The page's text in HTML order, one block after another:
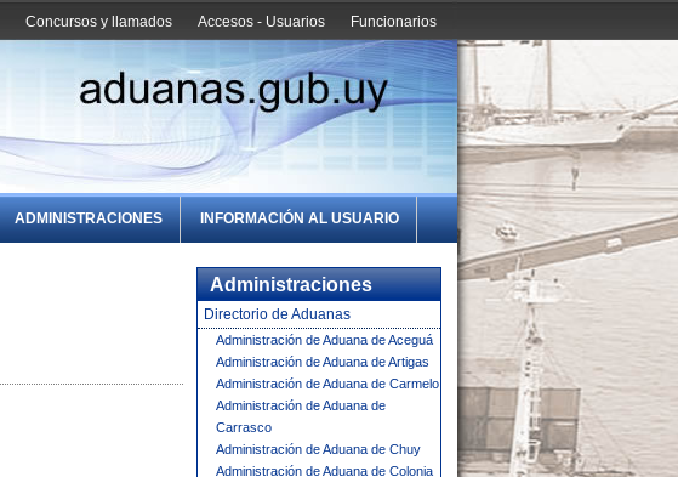
Funcionarios
Accesos - Usuarios
Concursos y llamados
ADMINISTRACIONES INFORMACIÓN AL USUARIO
Administraciones
Directorio de Aduanas
Administración de Aduana de Aceguá
Administración de Aduana de Artigas
Administración de Aduana de Carmelo
Administración de Aduana de
Carrasco
Administración de Aduana de Chuy
Administración de Aduana de Colonia